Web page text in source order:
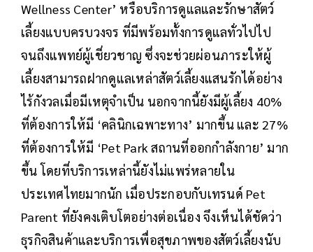
Wellness Center’ หรือบริการดูแลและรักษาสัตว์
เลี้ยงแบบครบวงจร ที่มีพร้อมทั้งการดูแลทั่วไปไป
จนถึงแพทย์ผู้เชี่ยวชาญ ซึ่งจะช่วยผ่อนภาระให้ผู้
เลี้ยงสามารถฝากดูแลเหล่าสัตว์เลี้ยงแสนรักได้อย่าง
ไร้กังวลเมื่อมีเหตุจำเป็น นอกจากนี้ยังมีผู้เลี้ยง 40%
ที่ต้องการให้มี ‘คลินิกเฉพาะทาง’ มากขึ้น และ 27%
ที่ต้องการให้มี ‘Pet Park สถานที่ออกกำลังกาย’ มาก
ขึ้น โดยที่บริการเหล่านี้ยังไม่แพร่หลายใน
ประเทศไทยมากนัก เมื่อประกอบกับเทรนด์ Pet
Parent ที่ยังคงเติบโตอย่างต่อเนื่อง จึงเห็นได้ชัดว่า
ธุรกิจสินค้าและบริการเพื่อสุขภาพของสัตว์เลี้ยงนับ